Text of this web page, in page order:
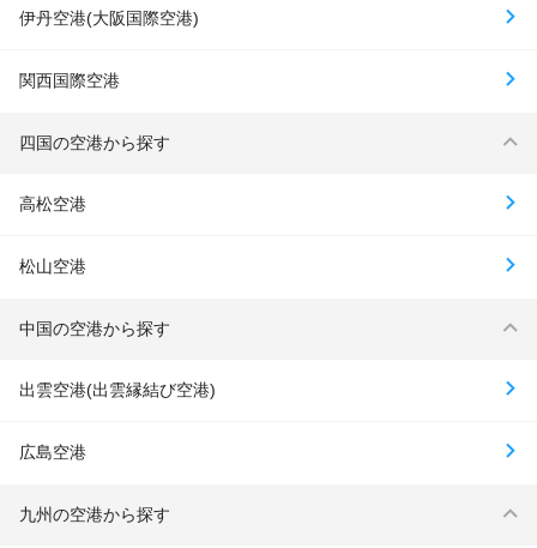
伊丹空港(大阪国際空港)
関西国際空港
四国の空港から探す
高松空港
松山空港
中国の空港から探す
出雲空港(出雲縁結び空港)
広島空港
九州の空港から探す